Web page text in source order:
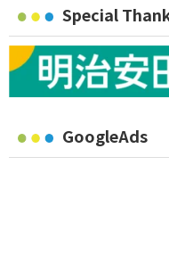
Special
GoogleAds